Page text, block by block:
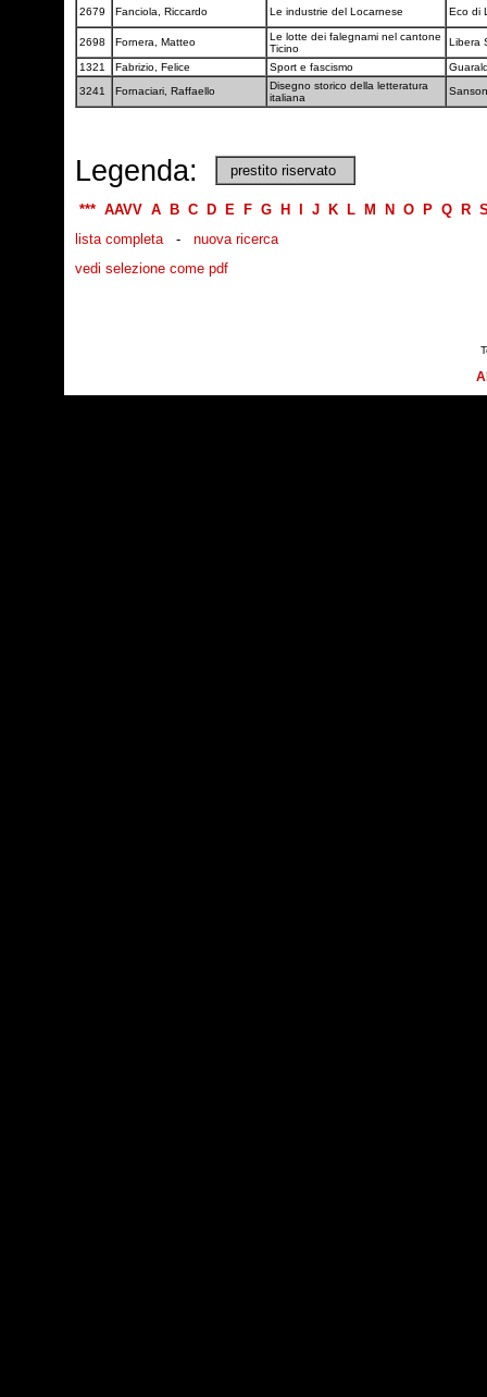
2679
Fanciola, Riccardo Le industrie del Locarnese Eco di
2698 Fornera, Matteo
Le lotte dei falegnami nel cantone
Ticino
Libera
1321 Fabrizio, Felice Sport e fascismo
3241
Fornaciari, Raffaello
Disegno storico della letteratura
italiana
Legenda: prestito riservato
*** AAVV A B C D E F G H J K L M N O P Q R
lista completa- nuova ricerca
vedi selezione come pdf